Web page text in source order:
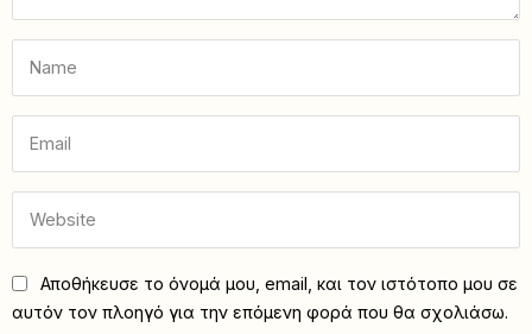
Αποθήκευσε το όνομά μου, email, και τον ιστότοπο μου σε
αυτόν τον πλοηγό για την επόμενη φορά που θα σχολιάσω.